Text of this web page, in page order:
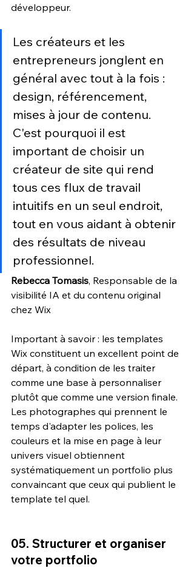
développeur.
Les créateurs et les
entrepreneurs jonglent en
général avec tout à la fois :
design, référencement,
mises à jour de contenu.
C'est pourquoi il est
important de choisir un
créateur de site qui rend
tous ces flux de travail
intuitifs en un seul endroit,
tout en vous aidant à obtenir
des résultats de niveau
professionnel.
Rebecca Tomasis, Responsable de la
visibilité IA et du contenu original
chez Wix
Important à savoir : les templates
Wix constituent un excellent point de
départ, à condition de les traiter
comme une base à personnaliser
plutôt que comme une version finale.
Les photographes qui prennent le
temps d'adapter les polices, les
couleurs et la mise en page à leur
univers visuel obtiennent
systématiquement un portfolio plus
convaincant que ceux qui publient le
template tel quel.
05. Structurer et organiser
votre portfolio